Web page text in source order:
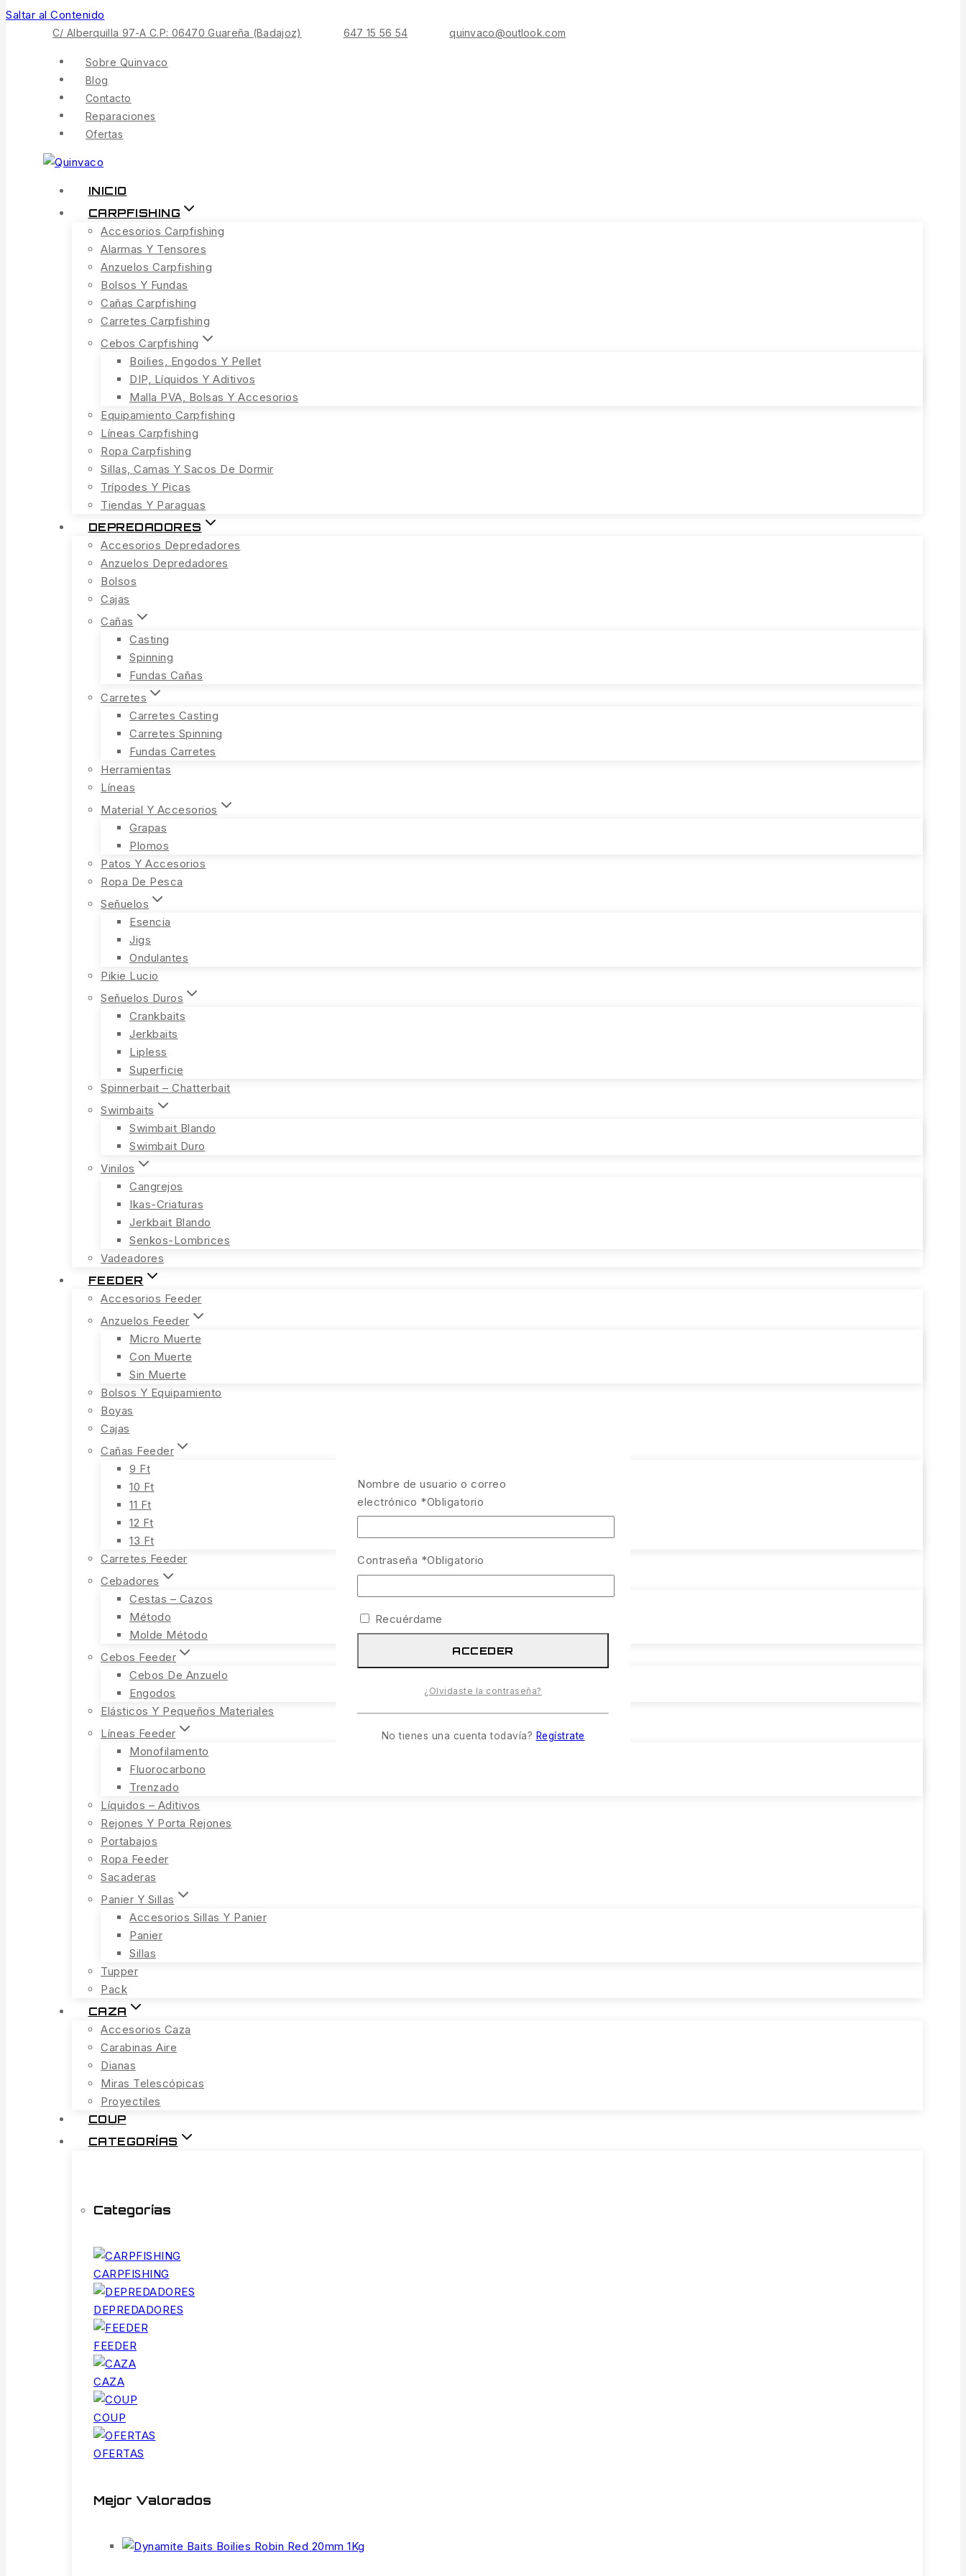
Saltar al Contenido
C/ Alberquilla 97-A C.P: 06470 Guareña (Badajoz) 647 15 56 54 quinvaco@outlook.com
Sobre Quinvaco
Blog
Contacto
Reparaciones
Ofertas
INICIO
CARPFISHING
Accesorios Carpfishing
Alarmas Y Tensores
Anzuelos Carpfishing
Bolsos Y Fundas
Cañas Carpfishing
Carretes Carpfishing
Cebos Carpfishing
Boilies, Engodos Y Pellet
DIP, Líquidos Y Aditivos
Malla PVA, Bolsas Y Accesorios
Equipamiento Carpfishing
Líneas Carpfishing
Ropa Carpfishing
Sillas, Camas Y Sacos De Dormir
Trípodes Y Picas
Tiendas Y Paraguas
DEPREDADORES
Accesorios Depredadores
Anzuelos Depredadores
Bolsos
Cajas
Cañas
Casting
Spinning
Fundas Cañas
Carretes
Carretes Casting
Carretes Spinning
Fundas Carretes
Herramientas
Líneas
Material Y Accesorios
Grapas
Plomos
Patos Y Accesorios
Ropa De Pesca
Señuelos
Esencia
Jigs
Ondulantes
Pikie Lucio
Señuelos Duros
Crankbaits
Jerkbaits
Lipless
Superficie
Spinnerbait – Chatterbait
Swimbaits
Swimbait Blando
Swimbait Duro
Vinilos
Cangrejos
Ikas-Criaturas
Jerkbait Blando
Senkos-Lombrices
Vadeadores
FEEDER
Accesorios Feeder
Anzuelos Feeder
Micro Muerte
Con Muerte
Sin Muerte
Bolsos Y Equipamiento
Boyas
Cajas
Cañas Feeder
9 Ft
10 Ft
11 Ft
12 Ft
13 Ft
Carretes Feeder
Cebadores
Cestas – Cazos
Método
Molde Método
Cebos Feeder
Cebos De Anzuelo
Engodos
Elásticos Y Pequeños Materiales
Líneas Feeder
Monofilamento
Fluorocarbono
Trenzado
Líquidos – Aditivos
Rejones Y Porta Rejones
Portabajos
Ropa Feeder
Sacaderas
Panier Y Sillas
Accesorios Sillas Y Panier
Panier
Sillas
Tupper
Pack
CAZA
Accesorios Caza
Carabinas Aire
Dianas
Miras Telescópicas
Proyectiles
COUP
CATEGORÍAS
Categorías
CARPFISHING
DEPREDADORES
FEEDER
CAZA
COUP
OFERTAS
Mejor Valorados
Nombre de usuario o correo
electrónico *Obligatorio
Contraseña *Obligatorio
Recuérdame
ACCEDER
¿Olvidaste la contraseña?
No tienes una cuenta todavía? Regístrate